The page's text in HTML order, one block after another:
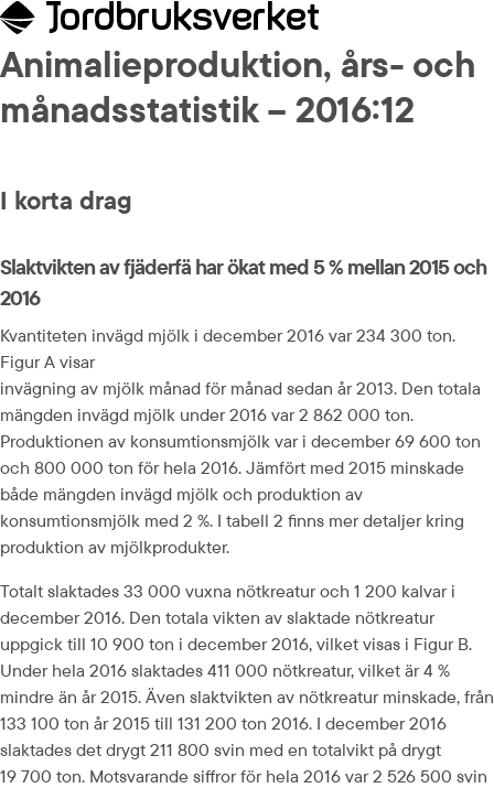
Animalieproduktion, års- och
månadsstatistik – 2016:12
I korta drag
Slaktvikten av fjäderfä har ökat med 5 % mellan 2015 och
2016
Kvantiteten invägd mjölk i december 2016 var 234 300 ton.
Figur A visar
invägning av mjölk månad för månad sedan år 2013. Den totala
mängden invägd mjölk under 2016 var 2 862 000 ton.
Produktionen av konsumtionsmjölk var i december 69 600 ton
och 800 000 ton för hela 2016. Jämfört med 2015 minskade
både mängden invägd mjölk och produktion av
konsumtionsmjölk med 2 %. I tabell 2 finns mer detaljer kring
produktion av mjölkprodukter.
Totalt slaktades 33 000 vuxna nötkreatur och 1 200 kalvar i
december 2016. Den totala vikten av slaktade nötkreatur
uppgick till 10 900 ton i december 2016, vilket visas i Figur B.
Under hela 2016 slaktades 411 000 nötkreatur, vilket är 4 %
mindre än år 2015. Även slaktvikten av nötkreatur minskade, från
133 100 ton år 2015 till 131 200 ton 2016. I december 2016
slaktades det drygt 211 800 svin med en totalvikt på drygt
19 700 ton. Motsvarande siffror för hela 2016 var 2 526 500 svin